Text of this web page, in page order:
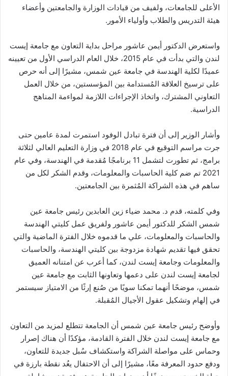
الأعلى للجامعات، ولفيف من قيادات الوزارة والجامعتين وأعضاء
هيئة التدريس والطلاب وأولياء الأمور.
واستعرض الدكتور أيمن عاشور مراحل بداية التعاون مع جامعة إيست
لندن والتي بدأت في عام 2015، خلال العام الدراسي الأول من تعيينه
عميدًا لكلية الهندسة في جامعة عين شمس، مشيرًا إلى أنه حرص
على ترسيخ العلاقة المُستدامة بين المؤسستين، من خلال العمل
التعاوني المشترك، واتخاذ الإجراءات اللازمة لمواءمة المناهج
الدراسية.
وأشار الوزير إلى أن فترة تبادل الوفود استمرت لمدة عامين حتى
جرت مراسم التوقيع في عام 2018 في وزارة التعليم العالي لثلاثة
برامج، ثم تطورت لتشمل 11 برنامجًا مُقدمة في الهندسة، وفي عام
2021 تم ضم كلية الحاسبات والمعلومات، وقدم الشكر لكل من
ساهم في هذه الشراكة المُثمرة بين الجامعتين.
وفي كلمته، قدم د. محمد ضياء زين العابدين رئيس جامعة عين
شمس الشكر للدكتور أيمن عاشور ولفريق عمل كليتي الهندسة
والحاسبات والمعلومات، علي ما قدموه خلال الفترة الماضية والتي
تحقق فيها تقديم شهادة مزدوجة بين كليتي الهندسة، والحاسبات
والمعلومات وجامعة إيست لندن، كما أعرب عن امتنانه العميق
لجامعة إيست لندن على دعمها وتعاونها الثابت مع جامعة عين
شمس، موضحًا أنهما تمكنا سويًا من صُنع إرثًا من الامتياز سيستمر
في إلهام وتشكيل عقول الأجيال المُقبلة.
وأوضح رئيس جامعة عين شمس أن الجامعة تتطلع لمزيد من التعاون
مع جامعة إيست لندن خلال الفترة القادمة، مؤكدًا أن هناك إصرار
وحماس على مواصلة الشراكة واستكشاف سُبل جديدة للتعاون،
ودفع حدود المعرفة معًا، مشيرًا إلى أن الاحتفال يعُد نقطة بارزة في